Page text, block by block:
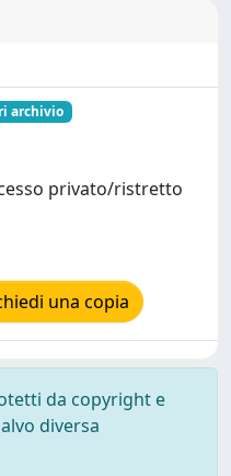
archivio
privato/ristretto
una copia
da copyright e
diversa